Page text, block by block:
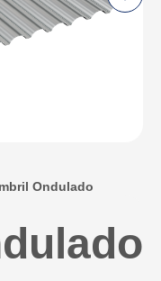
Ondulado